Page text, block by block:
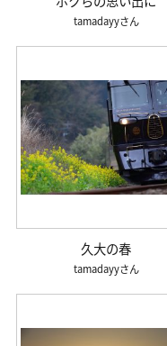
tamadayy
久大の春
tamadayy